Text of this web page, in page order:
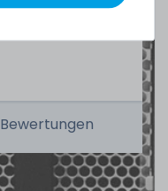
Bewertungen